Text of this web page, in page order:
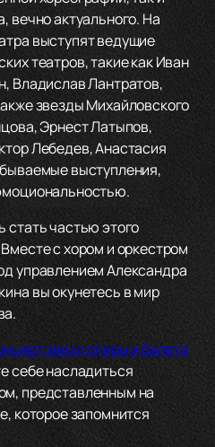
вечно актуального. На
выступят ведущие
театров, такие как Иван
Владислав Лантратов,
звезды Михайловского
Эрнест Латыпов,
Лебедев, Анастасия
выступления,
стать частью этого
с хором и оркестром
управлением Александра
вы окунетесь в мир
звезд оперы и балета
себе насладиться
представленным на
которое запомнится